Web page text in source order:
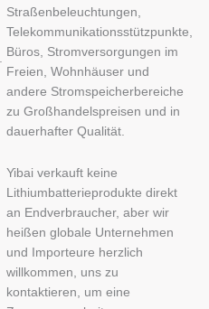
Straßenbeleuchtungen,
Telekommunikationsstützpunkte,
Büros, Stromversorgungen im
Freien, Wohnhäuser und
andere Stromspeicherbereiche
zu Großhandelspreisen und in
dauerhafter Qualität.
Yibai verkauft keine
Lithiumbatterieprodukte direkt
an Endverbraucher, aber wir
heißen globale Unternehmen
und Importeure herzlich
willkommen, uns zu
kontaktieren, um eine